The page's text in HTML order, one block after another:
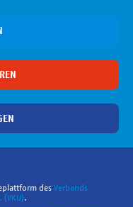
des Verbands
.